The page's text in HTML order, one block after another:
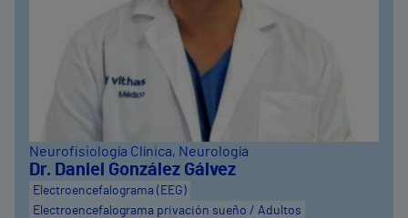
Neurofisiología Clínica, Neurología
Dr. Daniel González Gálvez
Electroencefalograma (EEG)
Electroencefalograma privación sueño / Adultos